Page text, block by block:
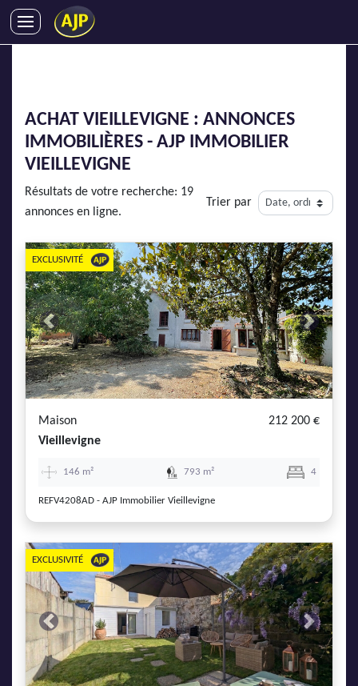
GESTION LOCATIVE
SYNDIC
IMMOBILIER NEUF
ENTREPRISES
DEVENIR FRANCHISÉ
AJP Recrute
AJP Actualités
Service Qualité Clients
ACHAT VIEILLEVIGNE : ANNONCES
IMMOBILIÈRES - AJP IMMOBILIER
VIEILLEVIGNE
Résultats de votre recherche: 19
annonces en ligne.
Trier par
Previous Next
EXCLUSIVITÉ
Maison
212 200 €
Vieillevigne
146 m² 793 m² 4
REFV4208AD - AJP Immobilier Vieillevigne
Previous Next
EXCLUSIVITÉ